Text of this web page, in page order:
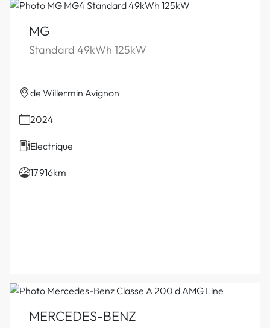
MG
Standard 49kWh 125kW
de Willermin Avignon
2024
Electrique
17 916km
MERCEDES-BENZ